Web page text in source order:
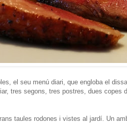
el seu menú diari, que engloba el
tres segons, tres postres, dues
taules rodones i vistes al jardí. Un